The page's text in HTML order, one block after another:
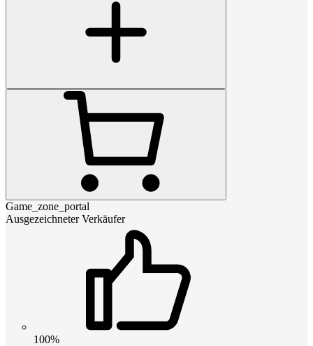
Game_zone_portal
Ausgezeichneter Verkäufer
100%